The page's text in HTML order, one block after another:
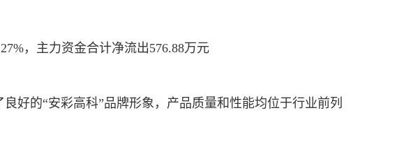
，主力资金合计净流出576.88万元
好的“安彩高科”品牌形象，产品质量和性能均位于行业前列